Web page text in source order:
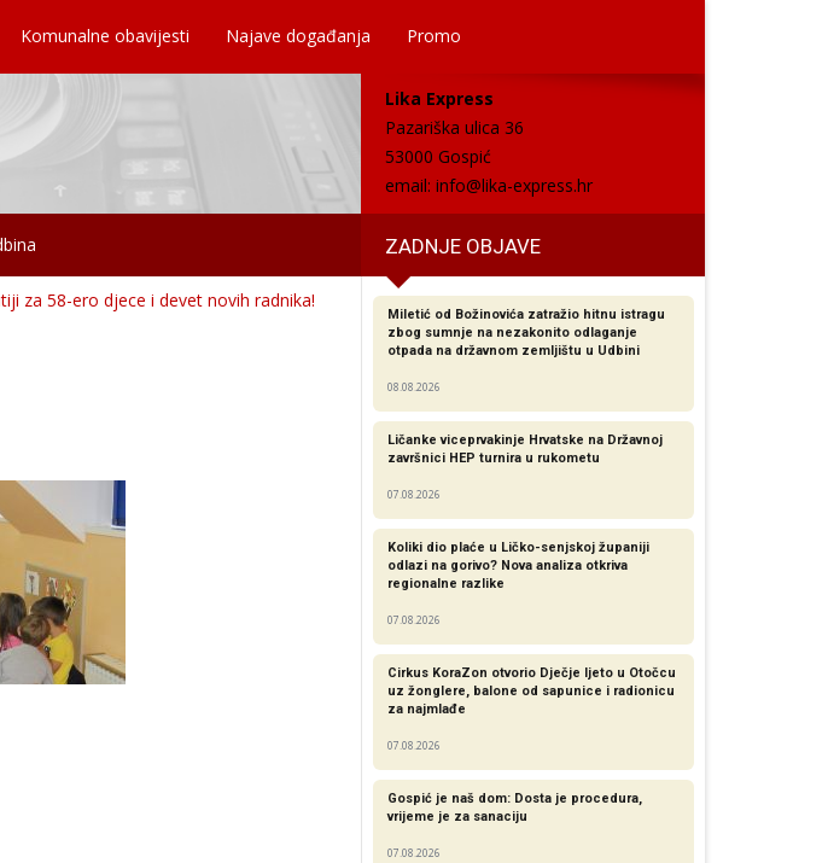
Komunalne obavijesti Najave događanja Promo
Lika Express
Pazariška ulica 36
53000 Gospić
email: info@lika-express.hr
ZADNJE OBJAVE
za 58-ero djece i devet novih radnika!
Miletić od Božinovića zatražio hitnu istragu
zbog sumnje na nezakonito odlaganje
otpada na državnom zemljištu u Udbini
08.08.2026
Ličanke viceprvakinje Hrvatske na Državnoj
završnici HEP turnira u rukometu
07.08.2026
Koliki dio plaće u Ličko-senjskoj županiji
odlazi na gorivo? Nova analiza otkriva
regionalne razlike​
07.08.2026
Cirkus KoraZon otvorio Dječje ljeto u Otočcu
uz žonglere, balone od sapunice i radionicu
za najmlađe
07.08.2026
Gospić je naš dom: Dosta je procedura,
vrijeme je za sanaciju
07.08.2026